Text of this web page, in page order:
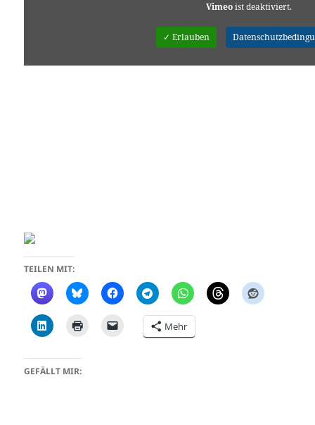
Vimeoist deaktiviert.
✓ Erlauben
TEILEN MIT:
Mehr
GEFÄLLT MIR: